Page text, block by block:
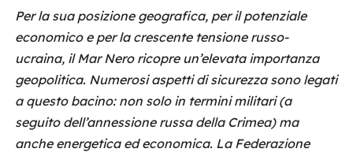
Per la sua posizione geografica, per il potenziale
economico e per la crescente tensione russo-
ucraina, il Mar Nero ricopre un’elevata importanza
geopolitica. Numerosi aspetti di sicurezza sono legati
a questo bacino: non solo in termini militari (a
seguito dell’annessione russa della Crimea) ma
anche energetica ed economica. La Federazione